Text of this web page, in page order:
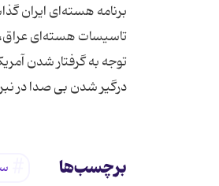
برنامه هسته‌ای ایران
تاسیسات هسته‌ای عراق،
توجه به گرفتار شدن
درگیر شدن بی صدا در
برچسب‌ها